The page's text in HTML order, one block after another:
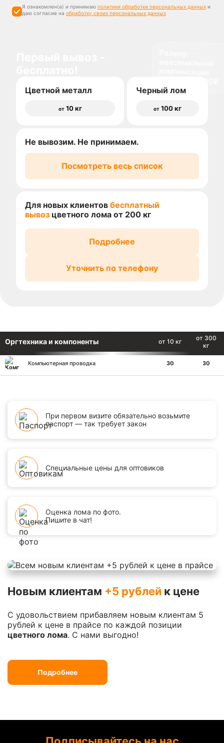
Я ознакомлен(а) и принимаю политики обработки персональных данных и
даю согласие на обработку своих персональных данных
Цветной металл
от10 кг
Черный лом
от 100 кг
Не вывозим. Не принимаем.
Посмотреть весь список
Для новых клиентов бесплатный
вывоз цветного лома от 200 кг
Подробнее
Уточнить по телефону
Оргтехника и компоненты от 10 кг
от 300
кг
Компьютерная проводка 30 30
При первом визите обязательно возьмите
паспорт — так требует закон
Специальные цены для оптовиков
Оценка лома по фото.
Пишите в чат!
Новым клиентам +5 рублей к цене
С удовольствием прибавляем новым клиентам 5
рублей к цене в прайсе по каждой позиции
цветного лома. С нами выгодно!
Подробнее